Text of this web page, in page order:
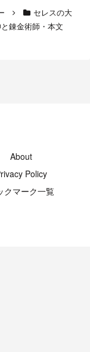
セレスの大
錬金術師・本文
About
Policy
クマーク一覧